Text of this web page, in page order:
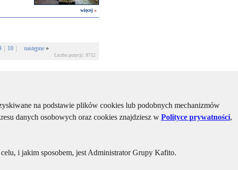
więcej »
10 następne »
Liczba pozycji: 8712
na podstawie plików cookies lub podobnych mechanizmów
danych osobowych oraz cookies znajdziesz w Polityce prywatności,
i jakim sposobem, jest Administrator Grupy Kafito.